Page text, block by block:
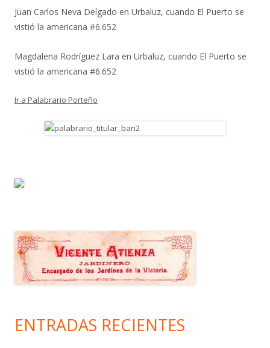
Juan Carlos Neva Delgado en Urbaluz, cuando El Puerto se
vistió la americana #6.652
Magdalena Rodríguez Lara en Urbaluz, cuando El Puerto se
vistió la americana #6.652
Ir a Palabrario Porteño
ENTRADAS RECIENTES